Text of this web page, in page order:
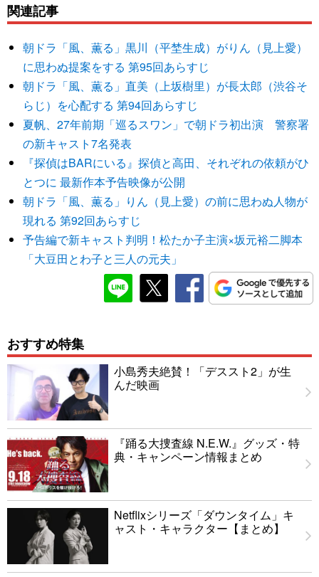
関連記事
朝ドラ「風、薫る」黒川（平埜生成）がりん（見上愛）
に思わぬ提案をする 第95回あらすじ
朝ドラ「風、薫る」直美（上坂樹里）が長太郎（渋谷そ
らじ）を心配する 第94回あらすじ
夏帆、27年前期「巡るスワン」で朝ドラ初出演 警察署
の新キャスト7名発表
『探偵はBARにいる』探偵と高田、それぞれの依頼がひ
とつに 最新作本予告映像が公開
朝ドラ「風、薫る」りん（見上愛）の前に思わぬ人物が
現れる 第92回あらすじ
予告編で新キャスト判明！松たか子主演×坂元裕二脚本
「大豆田とわ子と三人の元夫」
おすすめ特集
小島秀夫絶賛！「デススト2」が生
んだ映画
『踊る大捜査線 N.E.W.』グッズ・特
典・キャンペーン情報まとめ
Netflixシリーズ「ダウンタイム」キ
ャスト・キャラクター【まとめ】